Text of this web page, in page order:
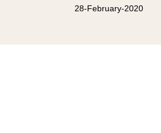
28-February-2020